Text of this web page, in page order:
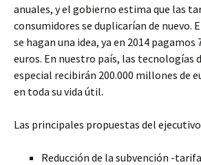
anuales, y el gobierno estima que las
consumidores se duplicarían de nuevo.
se hagan una idea, ya en 2014 pagamos
euros. En nuestro país, las tecnologías
especial recibirán 200.000 millones de
en toda su vida útil.
Las principales propuestas del
Reducción de la subvención -